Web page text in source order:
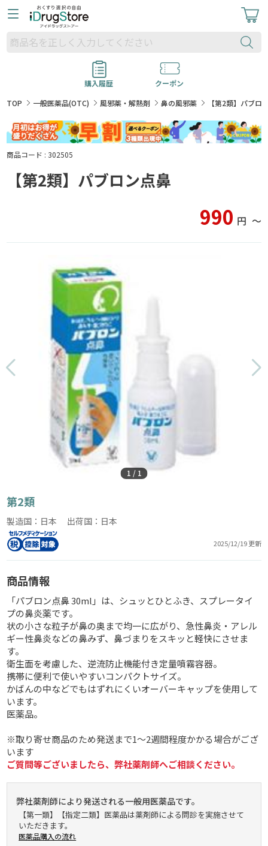
購入履歴
クーポン
TOP
一般医薬品(OTC) 風邪薬・解熱剤 鼻の風邪薬 【第2類】パブロ
商品コード : 302505
【第2類】パブロン点鼻
990 円 〜
1 / 1
第2類
製造国：日本 出荷国：日本
2025/12/19 更新
商品情報
「パブロン点鼻 30ml」は、シュッとひとふき、スプレータイ
プの鼻炎薬です。
状の小さな粒子が鼻の奥まで均一に広がり、急性鼻炎・アレル
ギー性鼻炎などの鼻みず、鼻づまりをスキッと軽快にさせま
す。
衛生面を考慮した、逆流防止機能付き定量噴霧容器。
携帯に便利で使いやすいコンパクトサイズ。
かばんの中などでもはずれにくいオーバーキャップを使用して
います。
医薬品。
※取り寄せ商品のため発送まで1～2週間程度かかる場合がござ
います
ご質問等ございましたら、弊社薬剤師へご相談ください。
弊社薬剤師により発送される一般用医薬品です。
【第一類】【指定二類】医薬品は薬剤師による問診を実施させて
いただきます。
医薬品購入の流れ